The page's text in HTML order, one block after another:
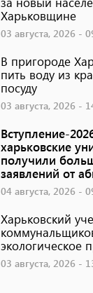
Харьковщине
03 августа, 2026 -
В пригороде
пить воду из
посуду
03 августа, 2026 -
Вступление-
харьковские
получили
заявлений от
04 августа, 2026 -
Харьковский
экологическое
03 августа, 2026 -